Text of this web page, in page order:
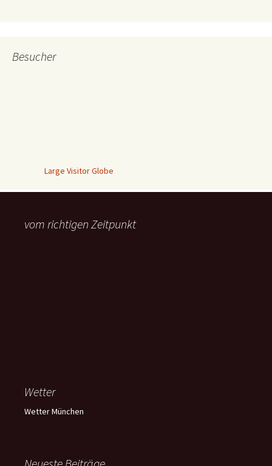
Besucher
Large Visitor Globe
vom richtigen Zeitpunkt
Wetter
Wetter München